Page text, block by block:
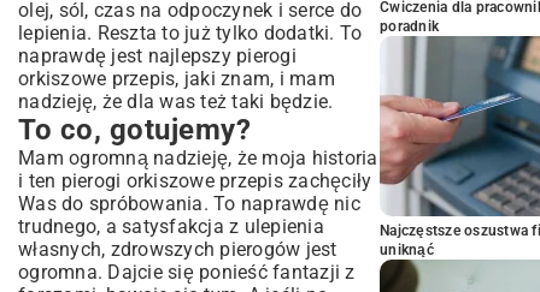
olej, sól, czas na odpoczynek i serce do
lepienia. Reszta to już tylko dodatki. To
naprawdę jest najlepszy pierogi
orkiszowe przepis, jaki znam, i mam
nadzieję, że dla was też taki będzie.
To co, gotujemy?
Mam ogromną nadzieję, że moja historia
i ten pierogi orkiszowe przepis zachęciły
Was do spróbowania. To naprawdę nic
trudnego, a satysfakcja z ulepienia
własnych, zdrowszych pierogów jest
ogromna. Dajcie się ponieść fantazji z
Ćwiczenia dla
poradnik
Najczęstsze oszustwa
uniknąć